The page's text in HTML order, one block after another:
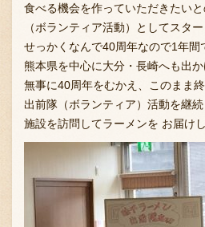
お問い合
ブラン
FC加盟
会社案
食べる機会を作っていただきたいと
（ボランティア活動）としてスター
せっかくなんで40周年なので1年間
熊本県を中心に大分・長崎へも出か
無事に40周年をむかえ、このまま
出前隊（ボランティア）活動を継
施設を訪問してラーメンを お届け